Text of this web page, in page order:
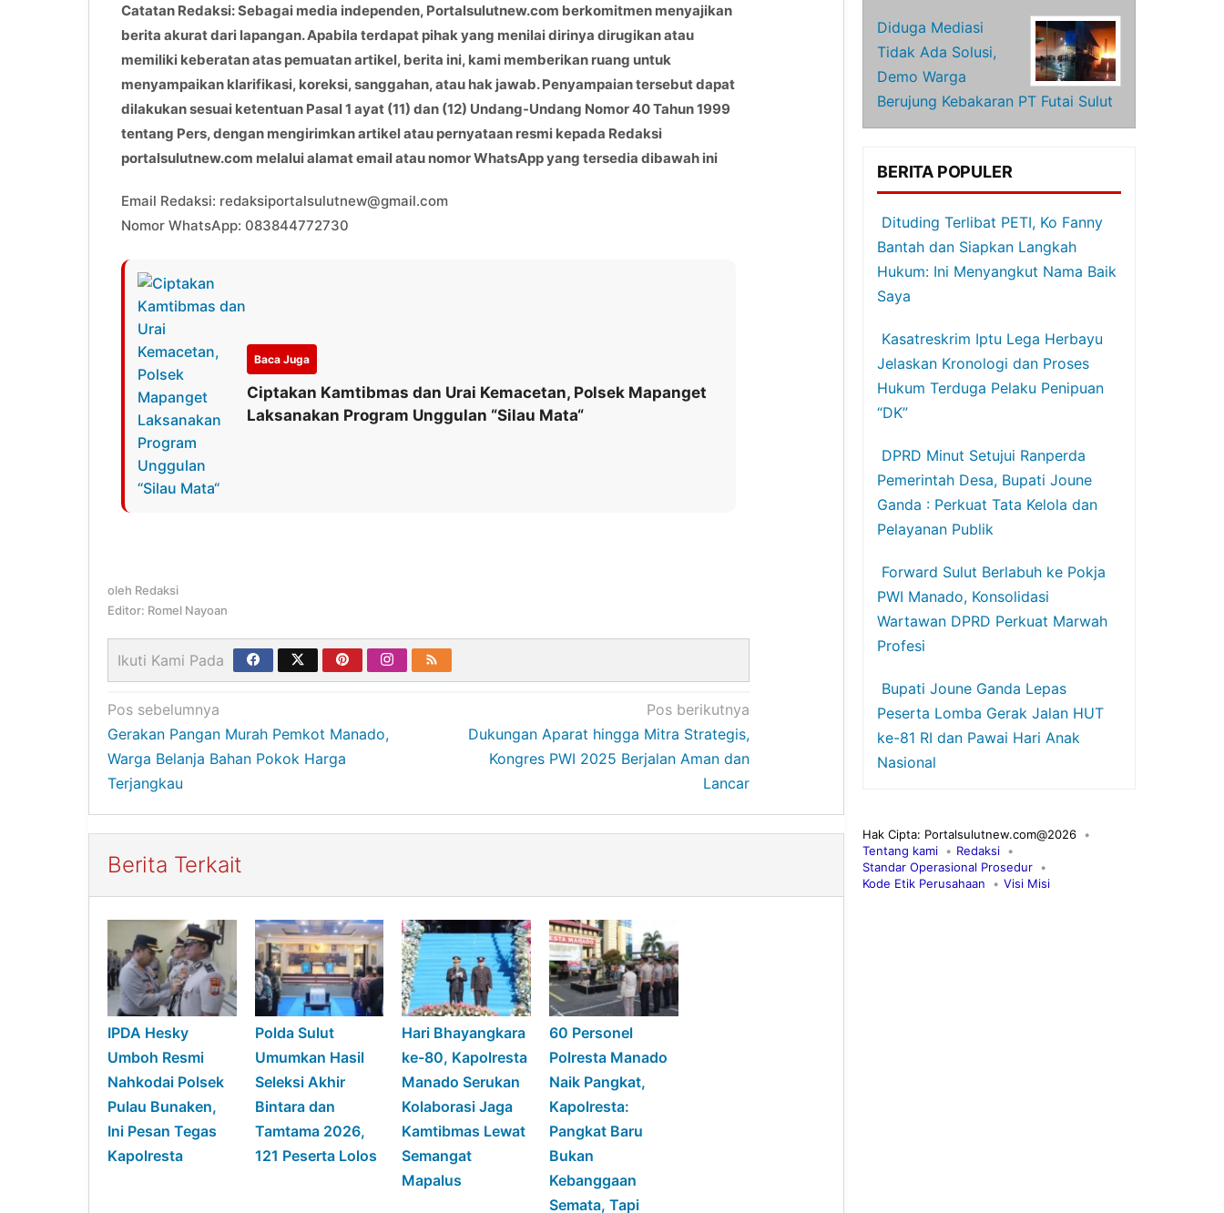
Catatan Redaksi: Sebagai media independen, Portalsulutnew.com berkomitmen menyajikan
berita akurat dari lapangan. Apabila terdapat pihak yang menilai dirinya dirugikan atau
memiliki keberatan atas pemuatan artikel, berita ini, kami memberikan ruang untuk
menyampaikan klarifikasi, koreksi, sanggahan, atau hak jawab. Penyampaian tersebut dapat
dilakukan sesuai ketentuan Pasal 1 ayat (11) dan (12) Undang-Undang Nomor 40 Tahun 1999
tentang Pers, dengan mengirimkan artikel atau pernyataan resmi kepada Redaksi
portalsulutnew.com melalui alamat email atau nomor WhatsApp yang tersedia dibawah ini
Email Redaksi: redaksiportalsulutnew@gmail.com
Nomor WhatsApp: 083844772730
Baca Juga
Ciptakan Kamtibmas dan Urai Kemacetan, Polsek Mapanget
Laksanakan Program Unggulan “Silau Mata“
oleh Redaksi
Editor: Romel Nayoan
Ikuti Kami Pada
Navigasi
pos
Pos sebelumnya
Gerakan Pangan Murah Pemkot Manado,
Warga Belanja Bahan Pokok Harga
Terjangkau
Pos berikutnya
Dukungan Aparat hingga Mitra Strategis,
Kongres PWI 2025 Berjalan Aman dan
Lancar
Berita Terkait
IPDA Hesky
Umboh Resmi
Nahkodai Polsek
Pulau Bunaken,
Ini Pesan Tegas
Kapolresta
Polda Sulut
Umumkan Hasil
Seleksi Akhir
Bintara dan
Tamtama 2026,
121 Peserta Lolos
Hari Bhayangkara
ke-80, Kapolresta
Manado Serukan
Kolaborasi Jaga
Kamtibmas Lewat
Semangat
Mapalus
60 Personel
Polresta Manado
Naik Pangkat,
Kapolresta:
Pangkat Baru
Bukan
Kebanggaan
Semata, Tapi
Diduga Mediasi
Tidak Ada Solusi,
Demo Warga
Berujung Kebakaran PT Futai Sulut
BERITA POPULER
Dituding Terlibat PETI, Ko Fanny
Bantah dan Siapkan Langkah
Hukum: Ini Menyangkut Nama Baik
Saya
Kasatreskrim Iptu Lega Herbayu
Jelaskan Kronologi dan Proses
Hukum Terduga Pelaku Penipuan
“DK”
DPRD Minut Setujui Ranperda
Pemerintah Desa, Bupati Joune
Ganda : Perkuat Tata Kelola dan
Pelayanan Publik
Forward Sulut Berlabuh ke Pokja
PWI Manado, Konsolidasi
Wartawan DPRD Perkuat Marwah
Profesi
Bupati Joune Ganda Lepas
Peserta Lomba Gerak Jalan HUT
ke-81 RI dan Pawai Hari Anak
Nasional
Hak Cipta: Portalsulutnew.com@2026
Tentang kami
Redaksi
Standar Operasional Prosedur
Kode Etik Perusahaan
Visi Misi